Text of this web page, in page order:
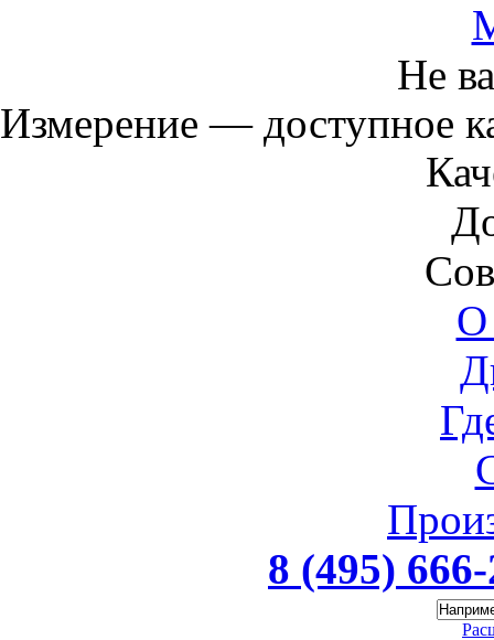
Не
Измерение — доступное
О
8 (495)